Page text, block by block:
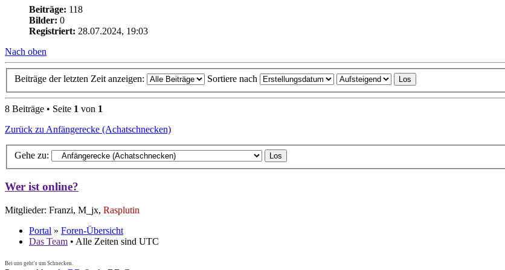
Beiträge: 118
Bilder: 0
Registriert: 28.07.2024, 19:03
Nach oben
Beiträge der letzten Zeit anzeigen: Sortiere nach
8 Beiträge • Seite 1 von 1
Zurück zu Anfängerecke (Achatschnecken)
Gehe zu:
Wer ist online?
Mitglieder: Franzi, M_jx, Rasplutin
Portal » Foren-Übersicht
Das Team • Alle Zeiten sind UTC
Bei uns geht's um Schnecken.